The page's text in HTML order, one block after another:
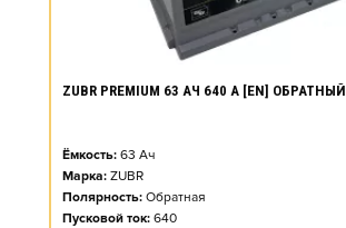
ZUBR PREMIUM 63 АЧ 640 А [EN] ОБРАТНЫЙ
Ёмкость: 63 Ач
Марка: ZUBR
Полярность: Обратная
Пусковой ток: 640